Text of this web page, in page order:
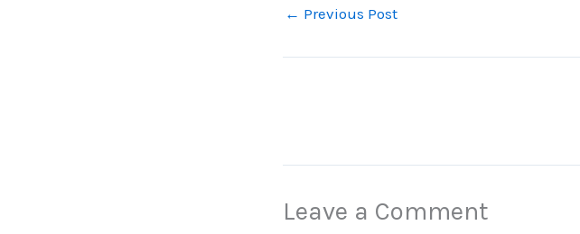
← Previous Post
Leave a Comment